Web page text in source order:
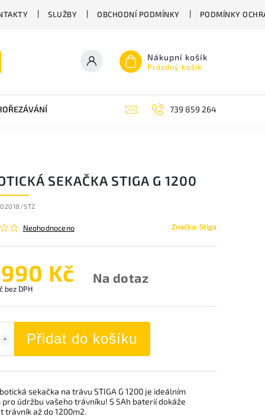
SLUŽBY OBCHODNÍ PODMÍNKY PODMÍNKY
Nákupní košík
Prázdný košík
ZAHRADNÍ NŮŽKY ZAHRADNÍ NÁŘADÍ STIGA
739 859 264
SEKAČKA STIGA G 1200
ST2
Neohodnoceno Značka:Stiga
Kč
bez DPH
Na dotaz
Přidat do košíku
sekačka na trávu STIGA G 1200 je ideálním
pro údržbu vašeho trávníku! S 5Ah baterií dokáže
trávník až do 1200m2.